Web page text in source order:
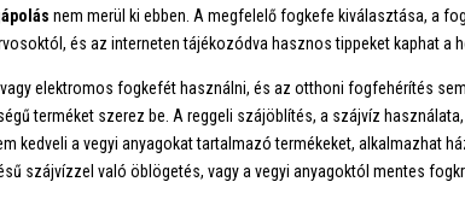
nem merül ki ebben. A megfelelő fogkefe kiválasztása, a
és az interneten tájékozódva hasznos tippeket kaphat a
vagy elektromos fogkefét használni, és az otthoni fogfehérítés
terméket szerez be. A reggeli szájöblítés, a szájvíz
kedveli a vegyi anyagokat tartalmazó termékeket, alkalmazhat
szájvízzel való öblögetés, vagy a vegyi anyagoktól mentes